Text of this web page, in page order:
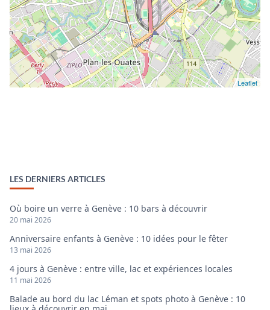
Leaflet
LES DERNIERS ARTICLES
Où boire un verre à Genève : 10 bars à découvrir
20 mai 2026
Anniversaire enfants à Genève : 10 idées pour le fêter
13 mai 2026
4 jours à Genève : entre ville, lac et expériences locales
11 mai 2026
Balade au bord du lac Léman et spots photo à Genève : 10